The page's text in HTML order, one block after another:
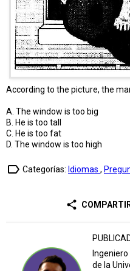
According to the picture, the
A. The window is too big
B. He is too tall
C. He is too fat
D. The window is too high
label_outline Categorías: Idiomas ,
share
de la